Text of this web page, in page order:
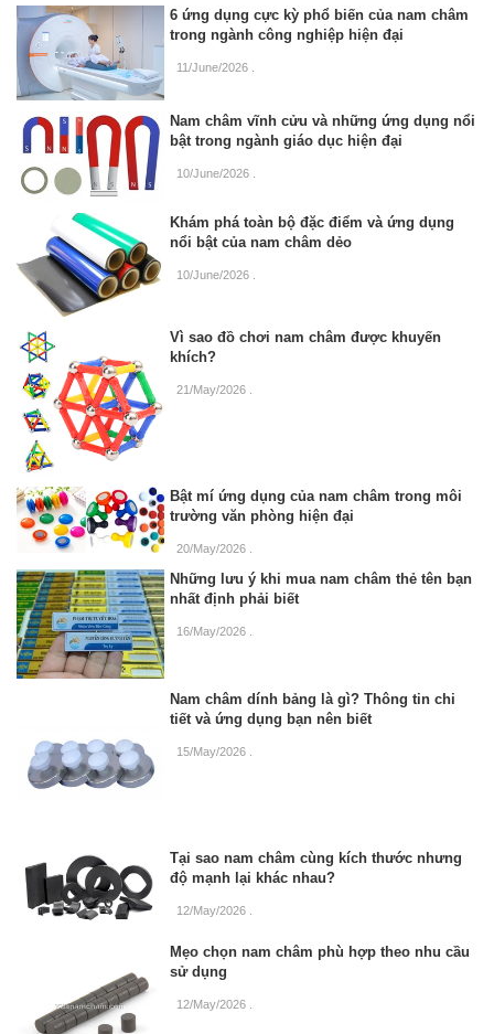
6 ứng dụng cực kỳ phổ biến của nam châm
trong ngành công nghiệp hiện đại
11/June/2026
Nam châm vĩnh cửu và những ứng dụng nổi
bật trong ngành giáo dục hiện đại
10/June/2026
Khám phá toàn bộ đặc điểm và ứng dụng
nổi bật của nam châm dẻo
10/June/2026
Vì sao đồ chơi nam châm được khuyến
khích?
21/May/2026
Bật mí ứng dụng của nam châm trong môi
trường văn phòng hiện đại
20/May/2026
Những lưu ý khi mua nam châm thẻ tên bạn
nhất định phải biết
16/May/2026
Nam châm dính bảng là gì? Thông tin chi
tiết và ứng dụng bạn nên biết
15/May/2026
Tại sao nam châm cùng kích thước nhưng
độ mạnh lại khác nhau?
12/May/2026 .
Mẹo chọn nam châm phù hợp theo nhu cầu
sử dụng
12/May/2026